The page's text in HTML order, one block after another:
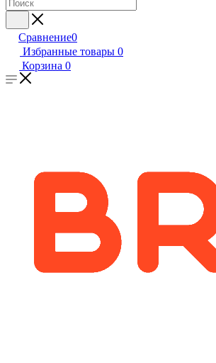
Сравнение0
Избранные товары 0
Корзина 0